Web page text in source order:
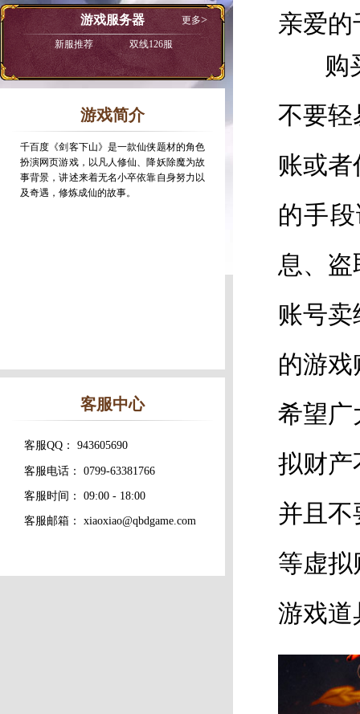
游戏服务器 更多
新服推荐 双线126服
游戏简介
千百度《剑客下山》是一款仙侠题材的角色
扮演网页游戏，以凡人修仙、降妖除魔为故
事背景，讲述来着无名小卒依靠自身努力以
及奇遇，修炼成仙的故事。
客服中心
客服QQ： 943605690
客服电话： 0799-63381766
客服时间： 09:00 - 18:00
客服邮箱： xiaoxiao@qbdgame.com
亲爱
购买
不要轻
账或
的手
息、
账号
的游
希望广
拟财产
并且
等虚
游戏道